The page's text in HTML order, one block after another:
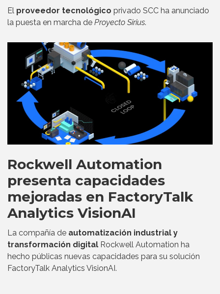
El proveedor tecnológico privado SCC ha anunciado
la puesta en marcha de Proyecto Sirius.
Rockwell Automation
presenta capacidades
mejoradas en FactoryTalk
Analytics VisionAI
La compañía de automatización industrial y
transformación digital Rockwell Automation ha
hecho públicas nuevas capacidades para su solución
FactoryTalk Analytics VisionAI.